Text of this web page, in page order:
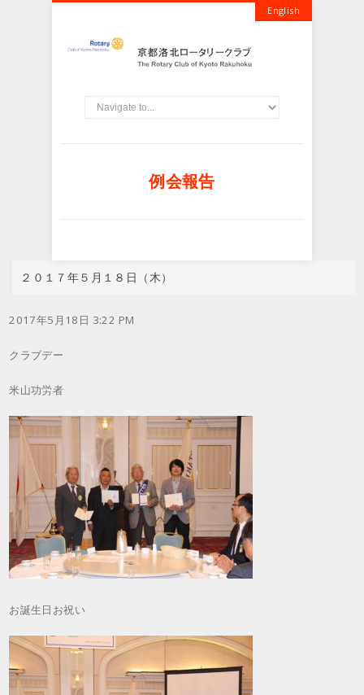
English
例会報告
２０１７年５月１８日（木）
2017年5月18日 3:22 PM
クラブデー
米山功労者
お誕生日お祝い